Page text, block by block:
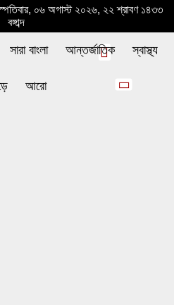
০৬ অগাস্ট ২০২৬, ২২ শ্রাবণ ১৪৩৩
বঙ্গাব্দ
সারা বাংলা আন্তর্জাতিক স্বাস্থ্য
আরো